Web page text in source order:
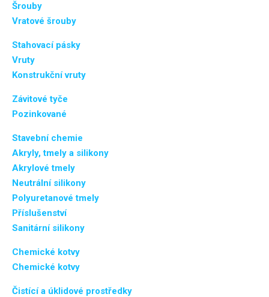
Šrouby
Vratové šrouby
Stahovací pásky
Vruty
Konstrukční vruty
Závitové tyče
Pozinkované
Stavební chemie
Akryly, tmely a silikony
Akrylové tmely
Neutrální silikony
Polyuretanové tmely
Příslušenství
Sanitární silikony
Chemické kotvy
Chemické kotvy
Čistící a úklidové prostředky